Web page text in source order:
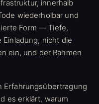
innerhalb
wiederholbar und
Form — Tiefe,
nicht die
ein, und der Rahmen
Erfahrungsübertragung
es erklärt, warum